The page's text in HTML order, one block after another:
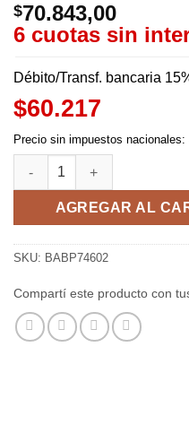
$70.843,00
6 cuotas sin
Débito/Transf. bancaria
$60.217
Precio sin impuestos nacionales:
Son Goku History Box -
AGREGAR AL
SKU: BABP74602
Compartí este producto con